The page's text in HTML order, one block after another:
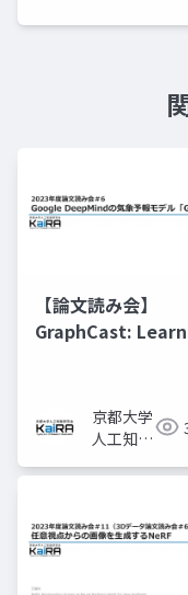
【論文読み会】
GraphCast:
weather京都大学
人工知能
KaiRA